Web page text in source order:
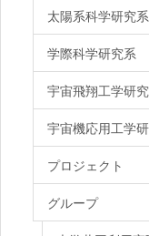
太陽系科学研究系
学際科学研究系
宇宙飛翔工学研
宇宙機応用工学
プロジェクト
グループ